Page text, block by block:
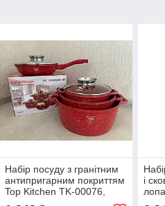
Набір посуду з гранітним
антипригарним покриттям
Top Kitchen TK-00076,
набір каструль і сковорода
і